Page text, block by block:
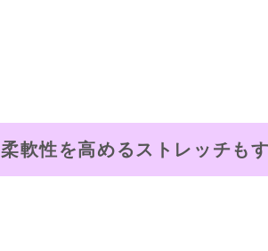
柔軟性を高めるストレッチも